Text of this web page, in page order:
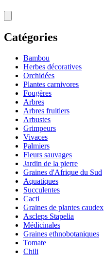
Catégories
Bambou
Herbes décoratives
Orchidées
Plantes carnivores
Fougères
Arbres
Arbres fruitiers
Arbustes
Grimpeurs
Vivaces
Palmiers
Fleurs sauvages
Jardin de la pierre
Graines d'Afrique du Sud
Aquatiques
Succulentes
Cacti
Graines de plantes caudex
Ascleps Stapelia
Médicinales
Graines ethnobotaniques
Tomate
Chili